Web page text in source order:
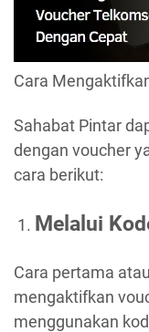
Cara
Sahabat Pintar
dengan voucher
cara berikut:
Melalui
Cara pertama
mengaktifkan
menggunakan